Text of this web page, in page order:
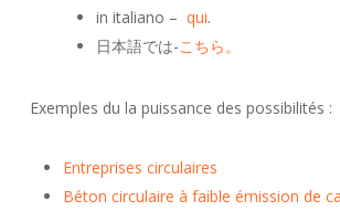
in italiano – qui.
日本語では-こちら。
Exemples du la puissance des possibilités :
Entreprises circulaires
Béton circulaire à faible émission de